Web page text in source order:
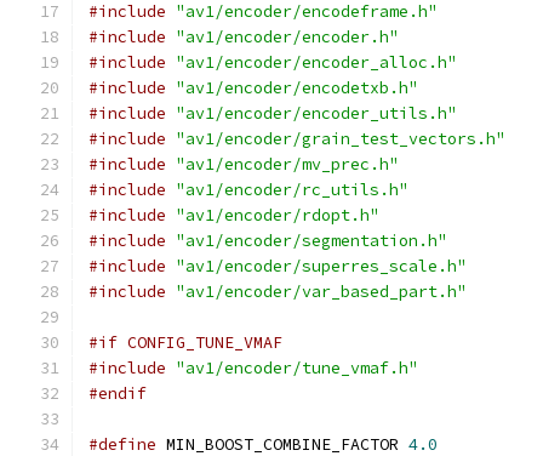
#include "av1/encoder/encodeframe.h"
#include "av1/encoder/encoder.h"
#include "av1/encoder/encoder_alloc.h"
#include "av1/encoder/encodetxb.h"
#include "av1/encoder/encoder_utils.h"
#include "av1/encoder/grain_test_vectors.h"
#include "av1/encoder/mv_prec.h"
#include "av1/encoder/rc_utils.h"
#include "av1/encoder/rdopt.h"
#include "av1/encoder/segmentation.h"
#include "av1/encoder/superres_scale.h"
#include "av1/encoder/var_based_part.h"
#if CONFIG_TUNE_VMAF
#include "av1/encoder/tune_vmaf.h"
#endif
#define MIN_BOOST_COMBINE_FACTOR 4.0